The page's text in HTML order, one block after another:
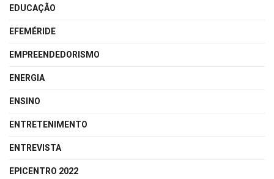
EDUCAÇÃO
EFEMÉRIDE
EMPREENDEDORISMO
ENERGIA
ENSINO
ENTRETENIMENTO
ENTREVISTA
EPICENTRO 2022